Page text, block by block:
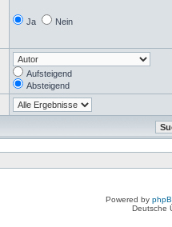
Ja Nein
Aufsteigend
Absteigend
Powered by
Deutsche